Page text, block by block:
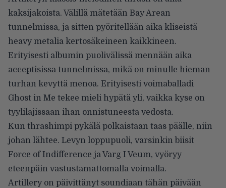
kaksijakoista. Välillä mätetään Bay Arean
tunnelmissa, ja sitten pyöritellään aika kliseistä
heavy metalia kertosäkeineen kaikkineen.
Erityisesti albumin puolivälissä mennään aika
acceptisissa tunnelmissa, mikä on minulle hieman
turhan kevyttä menoa. Erityisesti voimaballadi
Ghost in Me tekee mieli hypätä yli, vaikka kyse on
tyylilajissaan ihan onnistuneesta vedosta.
Kun thrashimpi pykälä polkaistaan taas päälle, niin
johan lähtee. Levyn loppupuoli, varsinkin biisit
Force of Indifference ja Varg I Veum, vyöryy
eteenpäin vastustamattomalla voimalla.
Artillery on päivittänyt soundiaan tähän päivään